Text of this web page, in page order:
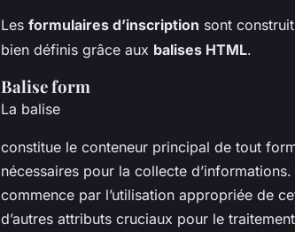
Les formulaires d’inscription sont
bien définis grâce aux balises HTML.
Balise form
La balise
constitue le conteneur principal de tout
nécessaires pour la collecte d’informations.
commence par l’utilisation appropriée de
d’autres attributs cruciaux pour le